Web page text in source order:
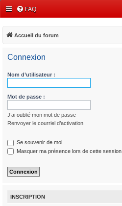
FAQ
Accueil du forum
Connexion
Nom d’utilisateur :
Mot de passe :
J’ai oublié mon mot de passe
Renvoyer le courriel d’activation
Se souvenir de moi
Masquer ma présence lors de cette session
INSCRIPTION